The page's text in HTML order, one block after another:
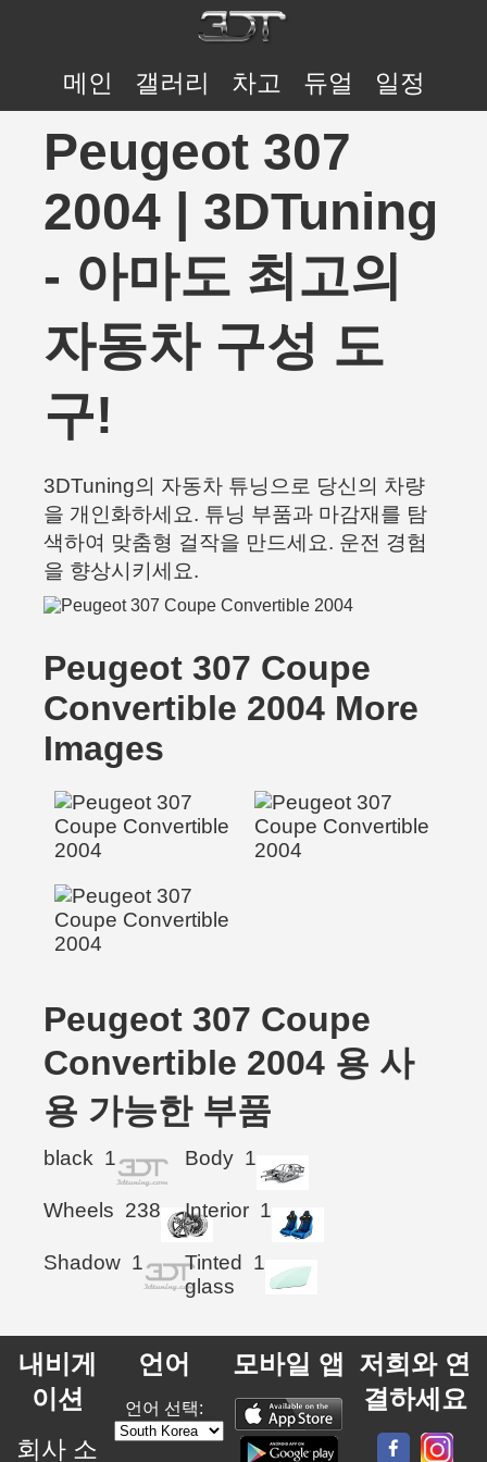
메인 갤러리 차고 듀얼 일정
Peugeot 307
2004 | 3DTuning
- 아마도 최고의
자동차 구성 도
구!
3DTuning의 자동차 튜닝으로 당신의 차량
을 개인화하세요. 튜닝 부품과 마감재를 탐
색하여 맞춤형 걸작을 만드세요. 운전 경험
을 향상시키세요.
Peugeot 307 Coupe
Convertible 2004 More
Images
Peugeot 307 Coupe
Convertible 2004 용 사
용 가능한 부품
black 1 Body 1
Wheels 238 Interior 1
Shadow 1
Tinted
glass
1
내비게
이션
회사 소
언어
언어 선택:
모바일 앱 저희와 연
결하세요